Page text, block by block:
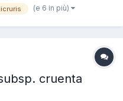
dal greco orchis=testicol...
(e 6 in più)
cruenta